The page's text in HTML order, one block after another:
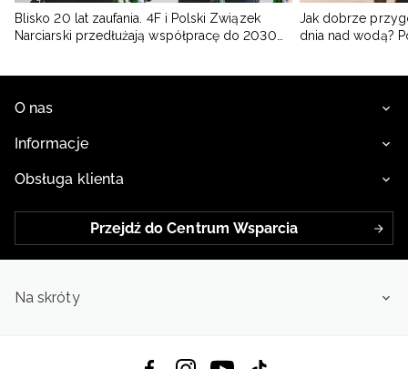
Blisko 20 lat zaufania. 4F i Polski Związek
Narciarski przedłużają współpracę do 2030
Jak dobrze
dnia nad wodą?
O nas
Informacje
Obsługa klienta
Przejdź do Centrum Wsparcia
Na skróty